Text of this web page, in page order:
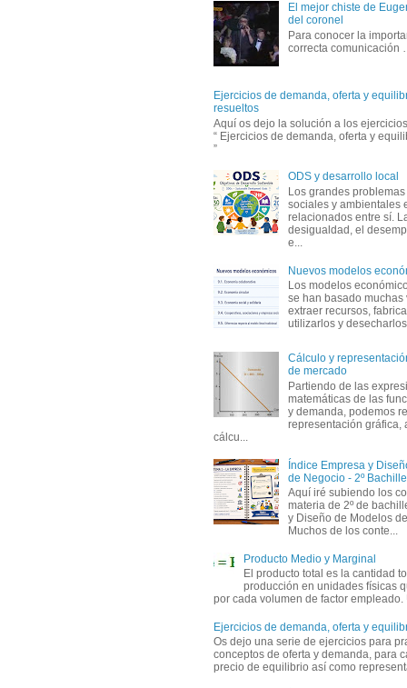
El mejor chiste de
del coronel
Para conocer la
correcta
Ejercicios de demanda, oferta y
resueltos
Aquí os dejo la solución a los
“ Ejercicios de demanda, oferta y
”
ODS y desarrollo local
Los grandes
sociales y ambientales
relacionados entre sí.
desigualdad, el
e...
Nuevos modelos
Los modelos
se han basado muchas
extraer recursos,
utilizarlos y
Cálculo y
de mercado
Partiendo de las
matemáticas de las
y demanda, podemos
representación gráfica,
cálcu...
Índice Empresa y
de Negocio - 2º
Aquí iré subiendo los
materia de 2º de
y Diseño de Modelos
Muchos de los conte...
Producto Medio y Marginal
El producto total es la cantidad
producción en unidades físicas
por cada volumen de factor empleado.
Ejercicios de demanda, oferta y
Os dejo una serie de ejercicios para
conceptos de oferta y demanda, para
precio de equilibrio así como